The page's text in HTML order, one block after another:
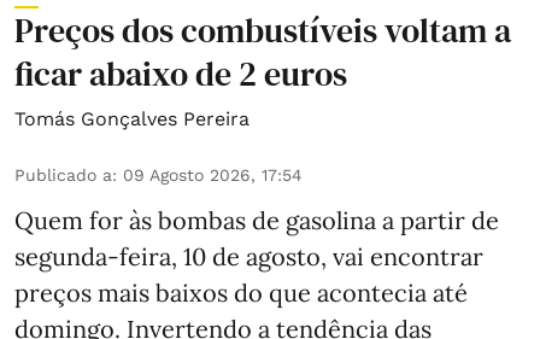
Preços dos combustíveis voltam a
ficar abaixo de 2 euros
Tomás Gonçalves Pereira
Publicado a: 09 Agosto 2026, 17:54
Quem for às bombas de gasolina a partir de
segunda-feira, 10 de agosto, vai encontrar
preços mais baixos do que acontecia até
domingo. Invertendo a tendência das